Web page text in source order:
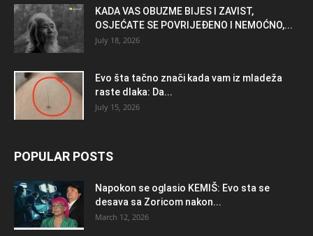
KADA VAS OBUZME BIJES I ZAVIST,
OSJEĆATE SE POVRIJEĐENO I NEMOĆNO,...
July 18, 2026
Evo šta tačno znači kada vam iz mladeža
raste dlaka: Da...
July 15, 2026
POPULAR POSTS
Napokon se oglasio KEMlŠ: Evo sta se
desava sa Zoricom nakon...
March 12, 2026